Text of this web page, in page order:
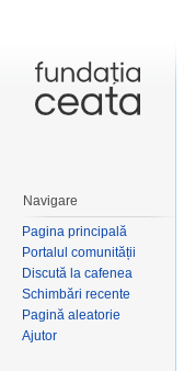
Navigare
Pagina principală
Portalul comunității
Discută la cafenea
Schimbări recente
Pagină aleatorie
Ajutor